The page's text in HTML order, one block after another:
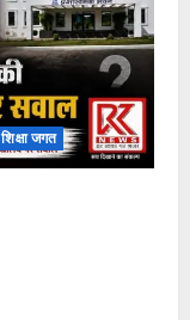
शिक्षा जगत